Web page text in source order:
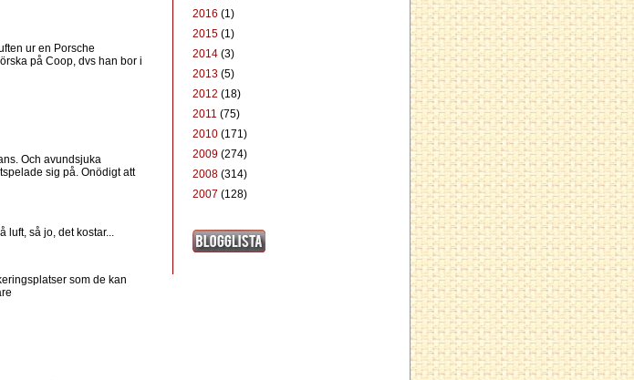
ur en Porsche
på Coop, dvs han bor i
Och avundsjuka
sig på. Onödigt att
luft, så jo, det kostar...
som de kan
2016 (1)
2015 (1)
2014 (3)
2013 (5)
2012 (18)
2011 (75)
2010 (171)
2009 (274)
2008 (314)
2007 (128)